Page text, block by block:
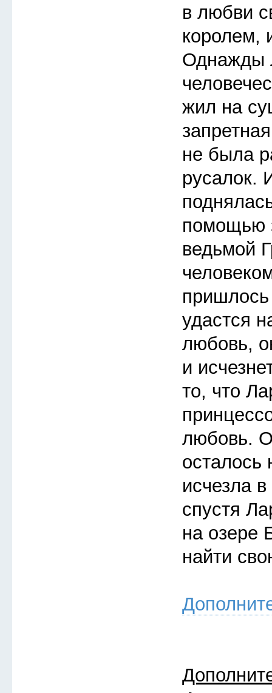
в любви
королем,
Однажды
жил на
не была
русалок.
помощью
ведьмой
удастся
любовь,
и
то, что
любовь.
осталось
исчезла
спустя
на озере
найти